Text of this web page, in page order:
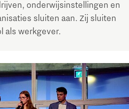
onderwijsinstellingen en
sluiten aan. Zij sluiten
als werkgever.